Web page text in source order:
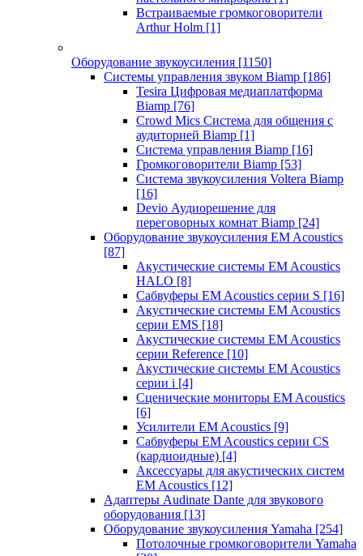
Встраиваемые громкоговорители
Arthur Holm [1]
Оборудование звукоусиления [1150]
Системы управления звуком Biamp [186]
Tesira Цифровая медиаплатформа
Biamp [76]
Crowd Mics Система для общения с
аудиторией Biamp [1]
Система управления Biamp [16]
Громкоговорители Biamp [53]
Система звукоусиления Voltera Biamp
[16]
Devio Аудиорешение для
переговорных комнат Biamp [24]
Оборудование звукоусиления EM Acoustics
[87]
Акустические системы EM Acoustics
HALO [8]
Сабвуферы EM Acoustics серии S [16]
Акустические системы EM Acoustics
серии EMS [18]
Акустические системы EM Acoustics
серии Reference [10]
Акустические системы EM Acoustics
серии i [4]
Сценические мониторы EM Acoustics
[6]
Усилители EM Acoustics [9]
Сабвуферы EM Acoustics серии CS
(кардиоидные) [4]
Аксессуары для акустических систем
EM Acoustics [12]
Адаптеры Audinate Dante для звукового
оборудования [13]
Оборудование звукоусиления Yamaha [254]
Потолочные громкоговорители Yamaha